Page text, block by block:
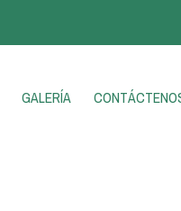
GALERÍA